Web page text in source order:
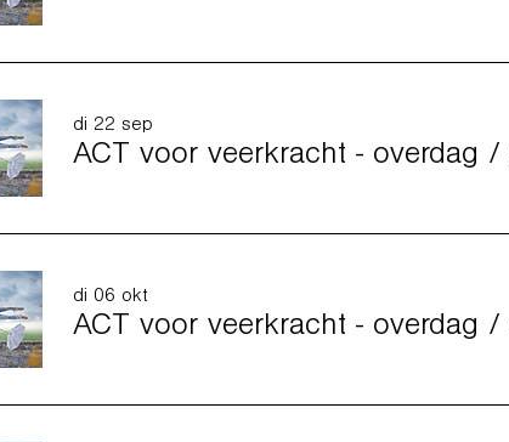
di 22 sep
ACT voor veerkracht - overdag /
di 06 okt
ACT voor veerkracht - overdag /